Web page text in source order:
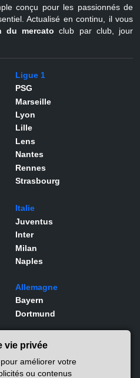
conçu pour les passionnés de
Actualisé en continu, il vous
du mercato club par club, jour
Ligue 1
PSG
Marseille
Lyon
Lille
Lens
Nantes
Rennes
Strasbourg
Italie
Juventus
Inter
Milan
Naples
Allemagne
Bayern
Dortmund
Joueurs
Lamine Yamal
vie privée
améliorer votre
ou contenus